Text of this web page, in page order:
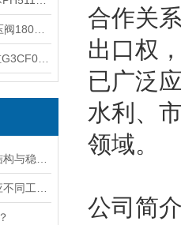
合作关
出口权
已广泛
水利、
领域。
公司简